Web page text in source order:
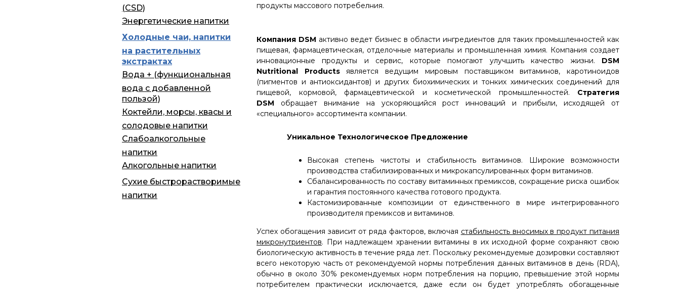
(CSD)
Энергетические напитки
Холодные чаи, напитки
на растительных
экстрактах
Вода + (функциональная
вода с добавленной
пользой)
Коктейли, морсы, квасы и
солодовые напитки
Слабоалкогольные
напитки
Алкогольные напитки
Сухие быстрорастворимые
напитки
продукты массового потребелния.
Компания DSM активно ведет бизнес в области ингредиентов для таких промышленностей как
пищевая, фармацевтическая, отделочные материалы и промышленная химия. Компания создает
инновационные продукты и сервис, которые помогают улучшить качество жизни. DSM
Nutritional Productsявляется ведущим мировым поставщиком витаминов, каротиноидов
(пигментов и антиоксидантов) и других биохимических и тонких химических соединений для
пищевой, кормовой, фармацевтической и косметической промышленностей. Стратегия
DSM обращает внимание на ускоряющийся рост инноваций и прибыли, исходящей от
«специального» ассортимента компании.
Уникальное Технологическое Предложение
Высокая степень чистоты и стабильность витаминов. Широкие возможности
производства стабилизированных и микрокапсулированных форм витаминов.
Сбалансированность по составу витаминных премиксов, сокращение риска ошибок
и гарантия постоянного качества готового продукта.
Кастомизированные композиции от единственного в мире интегрированного
производителя премиксов и витаминов.
Успех обогащения зависит от ряда факторов, включая стабильность вносимых в продукт питания
микронутриентов. При надлежащем хранении витамины в их исходной форме сохраняют свою
биологическую активность в течение ряда лет. Поскольку рекомендуемые дозировки составляют
всего некоторую часть от рекомендуемой нормы потребления данных витаминов в день (RDА),
обычно в около 30% рекомендуемых норм потребления на порцию, превышение этой нормы
потребителем практически исключается, даже если он будет употреблять обогащенные